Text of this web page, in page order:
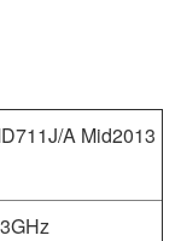
A Mid2013